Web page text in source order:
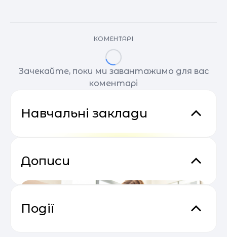
КОМЕНТАРІ
Зачекайте, поки ми завантажимо для вас
коментарі
Навчальні заклади
Дописи
Події